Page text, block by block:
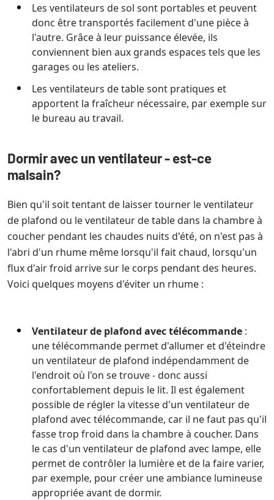
Les ventilateurs de sol sont portables et peuvent
donc être transportés facilement d'une pièce à
l'autre. Grâce à leur puissance élevée, ils
conviennent bien aux grands espaces tels que les
garages ou les ateliers.
Les ventilateurs de table sont pratiques et
apportent la fraîcheur nécessaire, par exemple sur
le bureau au travail.
Dormir avec un ventilateur - est-ce
malsain?
Bien qu'il soit tentant de laisser tourner le ventilateur
de plafond ou le ventilateur de table dans la chambre à
coucher pendant les chaudes nuits d'été, on n'est pas à
l'abri d'un rhume même lorsqu'il fait chaud, lorsqu'un
flux d'air froid arrive sur le corps pendant des heures.
Voici quelques moyens d'éviter un rhume :
Ventilateur de plafond avec télécommande :
une télécommande permet d'allumer et d'éteindre
un ventilateur de plafond indépendamment de
l'endroit où l'on se trouve - donc aussi
confortablement depuis le lit. Il est également
possible de régler la vitesse d'un ventilateur de
plafond avec télécommande, car il ne faut pas qu'il
fasse trop froid dans la chambre à coucher. Dans
le cas d'un ventilateur de plafond avec lampe, elle
permet de contrôler la lumière et de la faire varier,
par exemple, pour créer une ambiance lumineuse
appropriée avant de dormir.